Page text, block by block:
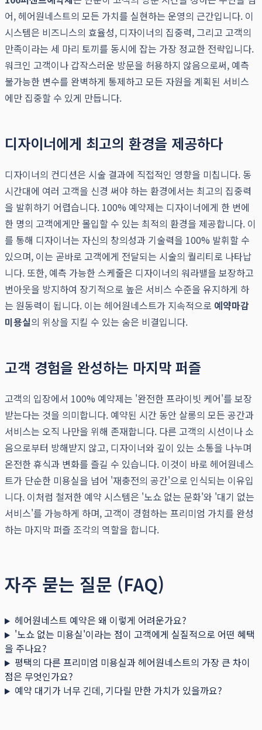
어, 헤어원네스트의 모든 가치를 실현하는 운영의 근간입니다. 이
시스템은 비즈니스의 효율성, 디자이너의 집중력, 그리고 고객의
만족이라는 세 마리 토끼를 동시에 잡는 가장 정교한 전략입니다.
워크인 고객이나 갑작스러운 방문을 허용하지 않음으로써, 예측
불가능한 변수를 완벽하게 통제하고 모든 자원을 계획된 서비스
에만 집중할 수 있게 만듭니다.
디자이너에게 최고의 환경을 제공하다
디자이너의 컨디션은 시술 결과에 직접적인 영향을 미칩니다. 동
시간대에 여러 고객을 신경 써야 하는 환경에서는 최고의 집중력
을 발휘하기 어렵습니다. 100% 예약제는 디자이너에게 한 번에
한 명의 고객에게만 몰입할 수 있는 최적의 환경을 제공합니다. 이
를 통해 디자이너는 자신의 창의성과 기술력을 100% 발휘할 수
있으며, 이는 곧바로 고객에게 전달되는 시술의 퀄리티로 나타납
니다. 또한, 예측 가능한 스케줄은 디자이너의 워라밸을 보장하고
번아웃을 방지하여 장기적으로 높은 서비스 수준을 유지하게 하
는 원동력이 됩니다. 이는 헤어원네스트가 지속적으로 예약마감
미용실의 위상을 지킬 수 있는 숨은 비결입니다.
고객 경험을 완성하는 마지막 퍼즐
고객의 입장에서 100% 예약제는 '완전한 프라이빗 케어'를 보장
받는다는 것을 의미합니다. 예약된 시간 동안 살롱의 모든 공간과
서비스는 오직 나만을 위해 존재합니다. 다른 고객의 시선이나 소
음으로부터 방해받지 않고, 디자이너와 깊이 있는 소통을 나누며
온전한 휴식과 변화를 즐길 수 있습니다. 이것이 바로 헤어원네스
트가 단순한 미용실을 넘어 '재충전의 공간'으로 인식되는 이유입
니다. 이처럼 철저한 예약 시스템은 '노쇼 없는 문화'와 '대기 없는
서비스'를 가능하게 하며, 고객이 경험하는 프리미엄 가치를 완성
하는 마지막 퍼즐 조각의 역할을 합니다.
자주 묻는 질문 (FAQ)
헤어원네스트 예약은 왜 이렇게 어려운가요?
'노쇼 없는 미용실'이라는 점이 고객에게 실질적으로 어떤 혜택
을 주나요?
평택의 다른 프리미엄 미용실과 헤어원네스트의 가장 큰 차이
점은 무엇인가요?
예약 대기가 너무 긴데, 기다릴 만한 가치가 있을까요?